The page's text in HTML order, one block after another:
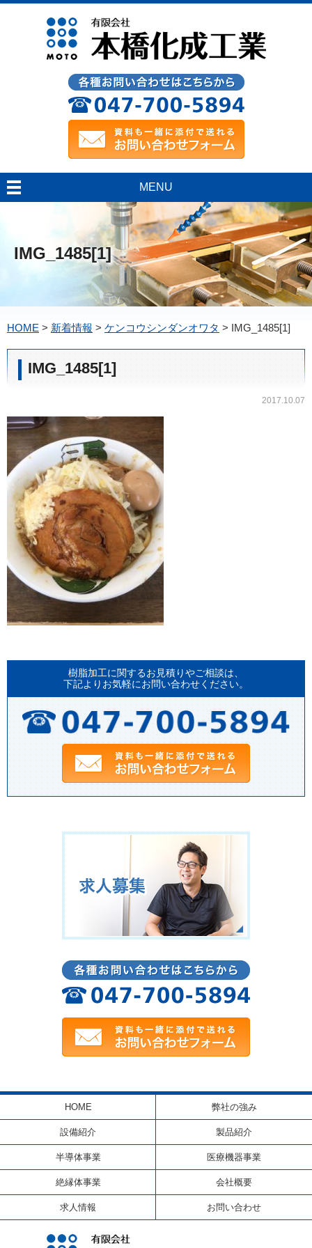
MENU
IMG_1485[1]
HOME > 新着情報 > ケンコウシンダンオワタ > IMG_1485[1]
IMG_1485[1]
2017.10.07
樹脂加工に関するお見積りやご相談は、
下記よりお気軽にお問い合わせください。
HOME 弊社の強み
設備紹介 製品紹介
半導体事業 医療機器事業
絶縁体事業 会社概要
求人情報 お問い合わせ